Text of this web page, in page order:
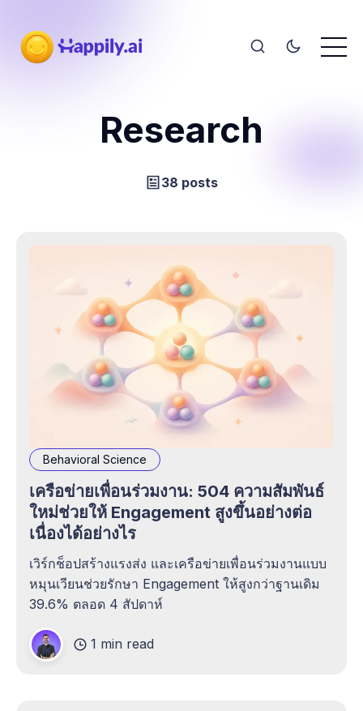
Research
38 posts
Behavioral Science
เครือข่ายเพื่อนร่วมงาน: 504 ความสัมพันธ์
ใหม่ช่วยให้ Engagement สูงขึ้นอย่างต่อ
เนื่องได้อย่างไร
เวิร์กช็อปสร้างแรงส่ง และเครือข่ายเพื่อนร่วมงานแบบ
หมุนเวียนช่วยรักษา Engagement ให้สูงกว่าฐานเดิม
39.6% ตลอด 4 สัปดาห์
1 min read